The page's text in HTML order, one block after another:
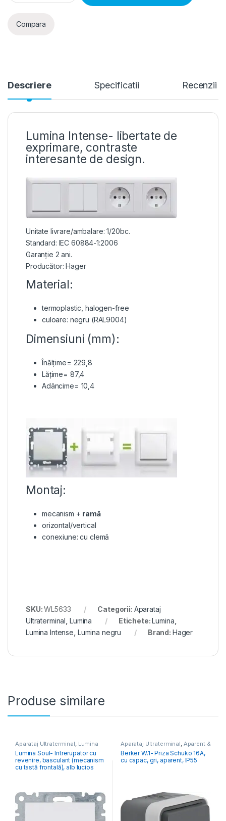
Compara
Descriere Specificatii Recenzii
Lumina Intense- libertate de
exprimare, contraste
interesante de design.
Unitate livrare/ambalare: 1/20bc.
Standard: IEC 60884-1:2006
Garanție 2 ani.
Producător: Hager
Material:
termoplastic, halogen-free
culoare: negru (RAL9004)
Dimensiuni (mm):
Înălțime= 229,8
Lățime= 87,4
Adâncime= 10,4
Montaj:
mecanism + ramă
orizontal/vertical
conexiune: cu clemă
SKU:WL5633 Categorii: Aparataj
Ultraterminal Lumina Etichete:Lumina
Lumina Intense Lumina negru Brand: Hager
Produse similare
Aparataj Ultraterminal, Lumina
Lumina Soul- Intrerupator cu
revenire, basculant (mecanism
cu tastă frontală), alb lucios
Aparataj Ultraterminal, Aparent &
Exterior ,Berker
Berker W.1- Priza Schuko 16A,
cu capac, gri, aparent, IP55